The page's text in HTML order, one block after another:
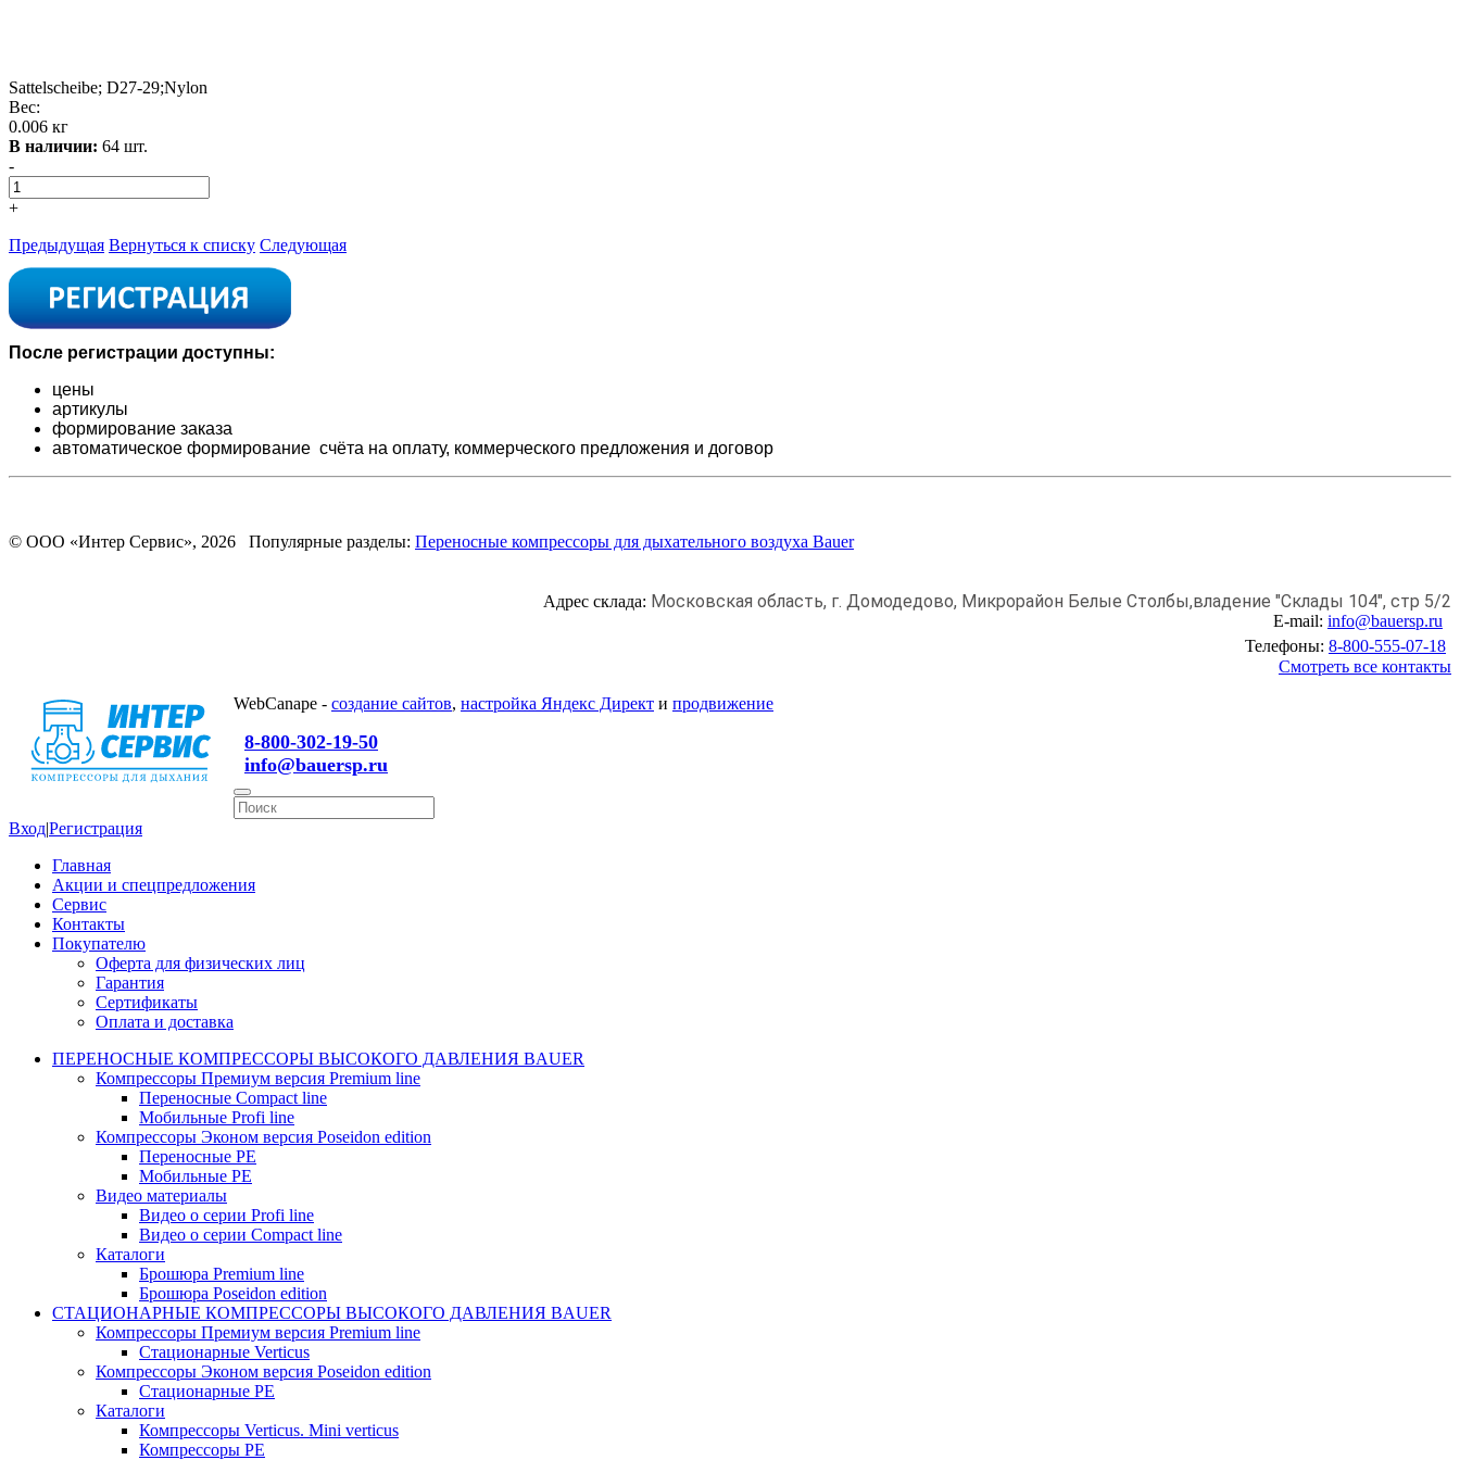
Sattelscheibe; D27-29;Nylon
Вес:
0.006 кг
В наличии: 64 шт.
-
+
Предыдущая Вернуться к списку Следующая
После регистрации доступны:
цены
артикулы
формирование заказа
автоматическое формирование счёта на оплату, коммерческого предложения и договор
© ООО «Интер Сервис», 2026 Популярные разделы: Переносные компрессоры для дыхательного воздуха Bauer
Адрес склада: Московская область, г. Домодедово, Микрорайон Белые Столбы,владение "Склады 104", стр 5/2
E-mail: info@bauersp.ru
Телефоны: 8-800-555-07-18
Смотреть все контакты
WebCanape - создание сайтов, настройка Яндекс Директ и продвижение
8-800-302-19-50
info@bauersp.ru
Вход|Регистрация
Главная
Акции и спецпредложения
Сервис
Контакты
Покупателю
Оферта для физических лиц
Гарантия
Сертификаты
Оплата и доставка
ПЕРЕНОСНЫЕ КОМПРЕССОРЫ ВЫСОКОГО ДАВЛЕНИЯ BAUER
Компрессоры Премиум версия Premium line
Переносные Compact line
Мобильные Profi line
Компрессоры Эконом версия Poseidon edition
Переносные PE
Мобильные PE
Видео материалы
Видео о серии Profi line
Видео о серии Compact line
Каталоги
Брошюра Premium line
Брошюра Poseidon edition
СТАЦИОНАРНЫЕ КОМПРЕССОРЫ ВЫСОКОГО ДАВЛЕНИЯ BAUER
Компрессоры Премиум версия Premium line
Стационарные Verticus
Компрессоры Эконом версия Poseidon edition
Стационарные PE
Каталоги
Компрессоры Verticus. Mini verticus
Компрессоры PE